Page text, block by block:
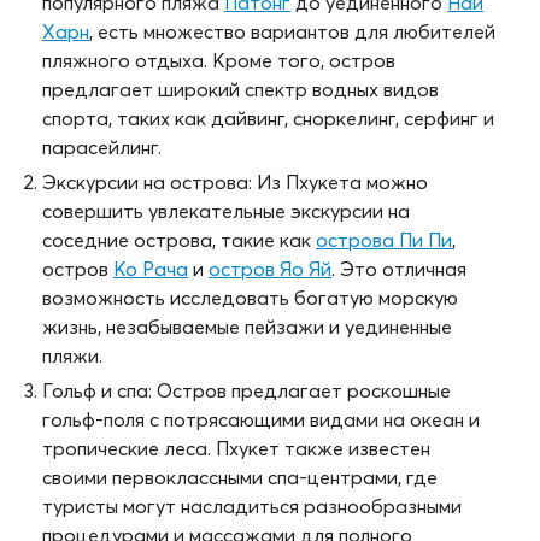
Харн , есть множество вариантов для любителей
пляжного отдыха. Кроме того, остров
предлагает широкий спектр водных видов
спорта, таких как дайвинг, сноркелинг, серфинг и
парасейлинг.
Экскурсии на острова: Из Пхукета можно
совершить увлекательные экскурсии на
соседние острова, такие как острова Пи Пи
остров Ко Рача и остров Яо Яй . Это отличная
возможность исследовать богатую морскую
жизнь, незабываемые пейзажи и уединенные
пляжи.
Гольф и спа: Остров предлагает роскошные
гольф-поля с потрясающими видами на океан и
тропические леса. Пхукет также известен
своими первоклассными спа-центрами, где
туристы могут насладиться разнообразными
процедурами и массажами для полного